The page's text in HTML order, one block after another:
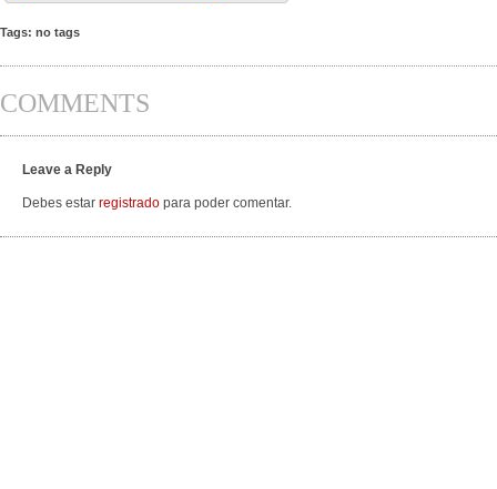
Tags: no tags
COMMENTS
Leave a Reply
Debes estar registrado para poder comentar.